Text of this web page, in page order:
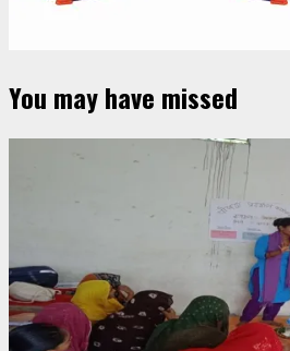
You may have missed